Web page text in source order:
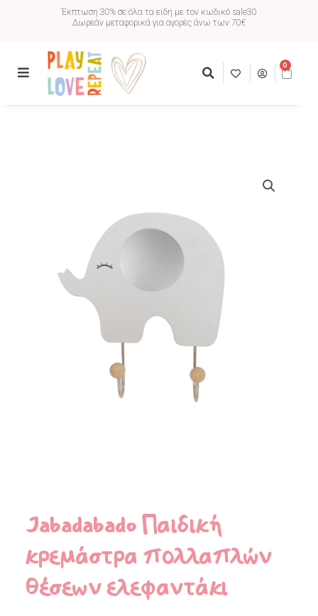
Έκπτωση 30% σε όλα τα είδη με τον κωδικό sale30
Δωρεάν μεταφορικά για αγορές άνω των 70€
0
Jabadabado Παιδική
κρεμάστρα πολλαπλών
θέσεων ελεφαντάκι